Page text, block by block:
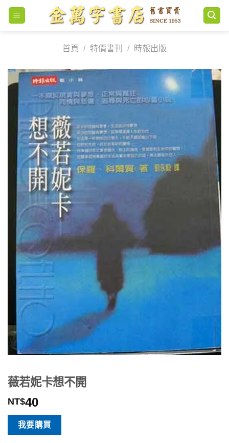
Skip
content
首頁
/ 特價書刊 / 時報出版
薇若妮卡想不開
NT$40
我要購買